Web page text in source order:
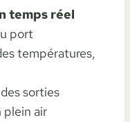
temps réel
port
températures,
des sorties
plein air